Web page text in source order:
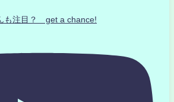
も注目？ get a chance!